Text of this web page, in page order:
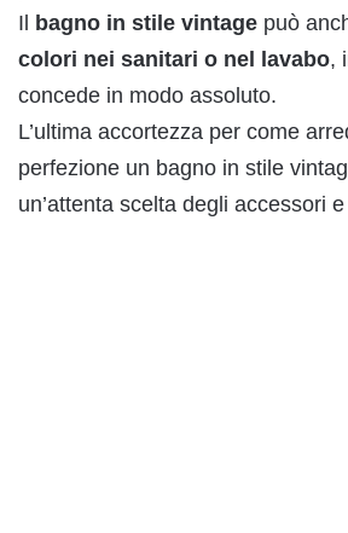
Il bagno in stile vintage può
colori nei sanitari o nel lavabo,
concede in modo assoluto.
L’ultima accortezza per come
perfezione un bagno in stile
un’attenta scelta degli accessori